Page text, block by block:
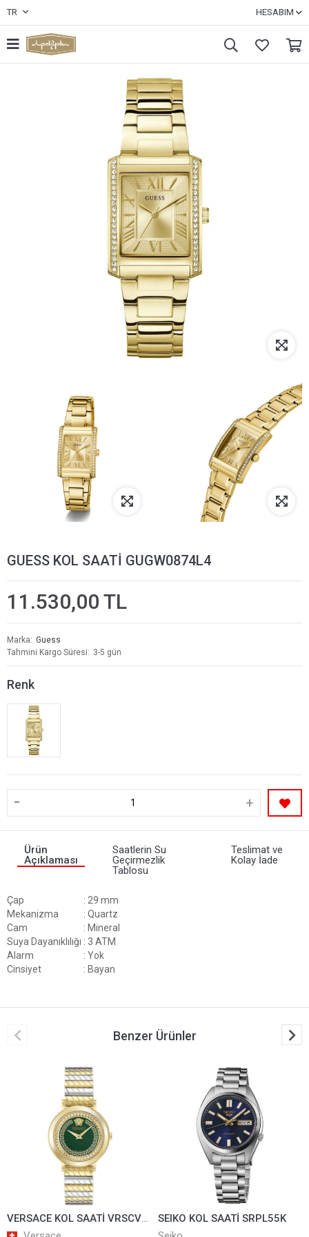
TR HESABIM
GUESS KOL SAATİ GUGW0874L4
11.530,00 TL
Marka
Guess
Tahmini Kargo Süresi
3-5 gün
Renk
- +
Ürün
Açıklaması
Saatlerin Su
Geçirmezlik
Tablosu
Teslimat ve
Kolay İade
Çap
: 29 mm
Mekanizma
: Quartz
Cam
: Mineral
Suya Dayanıklılığı : 3 ATM
Alarm
: Yok
Cinsiyet
: Bayan
Benzer Ürünler
VERSACE KOL SAATİ VRSCVE0O00225
SEIKO KOL SAATİ SRPL55K